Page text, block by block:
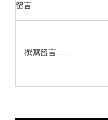
留言
撰寫留言......